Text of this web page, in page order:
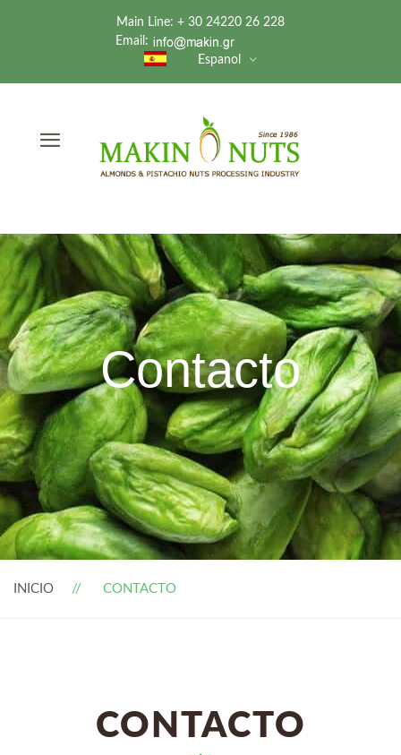
Main Line: + 30 24220 26 228
Email:
Espanol
Contacto
INICIO CONTACTO
CONTACTO